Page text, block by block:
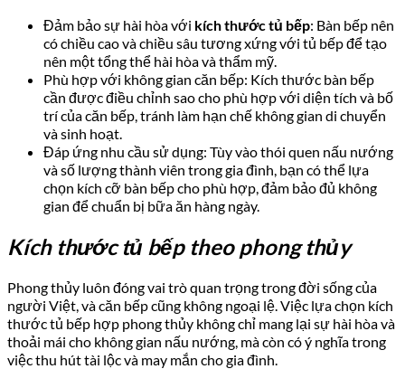
Đảm bảo sự hài hòa với kích thước tủ bếp: Bàn bếp nên
có chiều cao và chiều sâu tương xứng với tủ bếp để tạo
nên một tổng thể hài hòa và thẩm mỹ.
Phù hợp với không gian căn bếp: Kích thước bàn bếp
cần được điều chỉnh sao cho phù hợp với diện tích và bố
trí của căn bếp, tránh làm hạn chế không gian di chuyển
và sinh hoạt.
Đáp ứng nhu cầu sử dụng: Tùy vào thói quen nấu nướng
và số lượng thành viên trong gia đình, bạn có thể lựa
chọn kích cỡ bàn bếp cho phù hợp, đảm bảo đủ không
gian để chuẩn bị bữa ăn hàng ngày.
Kích thước tủ bếp theo phong thủy
Phong thủy luôn đóng vai trò quan trọng trong đời sống của
người Việt, và căn bếp cũng không ngoại lệ. Việc lựa chọn kích
thước tủ bếp hợp phong thủy không chỉ mang lại sự hài hòa và
thoải mái cho không gian nấu nướng, mà còn có ý nghĩa trong
việc thu hút tài lộc và may mắn cho gia đình.